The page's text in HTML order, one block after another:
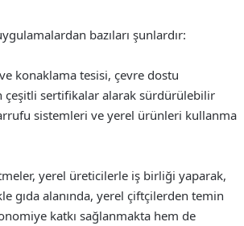
bazıları şunlardır:
konaklama tesisi, çevre dostu
sertifikalar alarak sürdürülebilir
sistemleri ve yerel ürünleri kullanma
yerel üreticilerle iş birliği yaparak,
gıda alanında, yerel çiftçilerden temin
katkı sağlanmakta hem de